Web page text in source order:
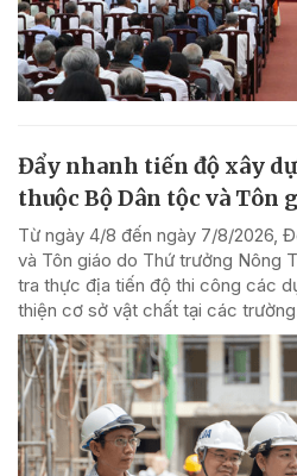
Đẩy nhanh tiến độ xây
thuộc Bộ Dân tộc và Tôn
Từ ngày 4/8 đến ngày 7/8/2026,
và Tôn giáo do Thứ trưởng Nông
tra thực địa tiến độ thi công các
thiện cơ sở vật chất tại các